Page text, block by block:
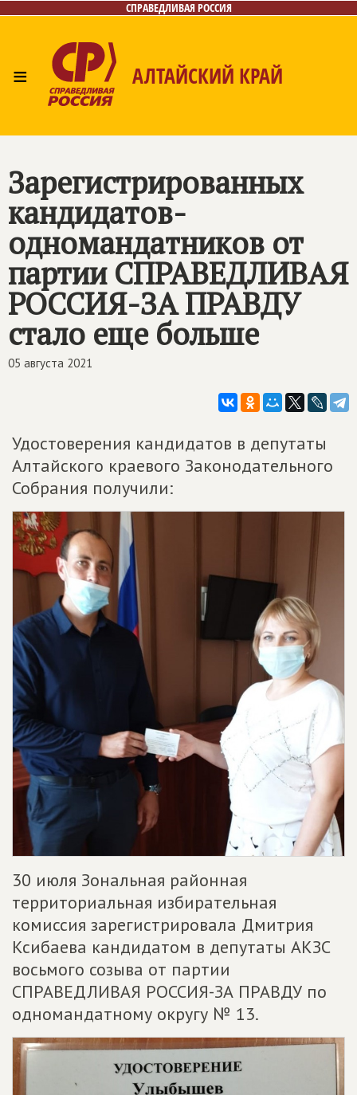
СПРАВЕДЛИВАЯ РОССИЯ
≡ АЛТАЙСКИЙ КРАЙ
Зарегистрированных
кандидатов-
одномандатников от
партии СПРАВЕДЛИВАЯ
РОССИЯ-ЗА ПРАВДУ
стало еще больше
05 августа 2021
Удостоверения кандидатов в депутаты
Алтайского краевого Законодательного
Собрания получили:
30 июля Зональная районная
территориальная избирательная
комиссия зарегистрировала Дмитрия
Ксибаева кандидатом в депутаты АКЗС
восьмого созыва от партии
СПРАВЕДЛИВАЯ РОССИЯ-ЗА ПРАВДУ по
одномандатному округу № 13.